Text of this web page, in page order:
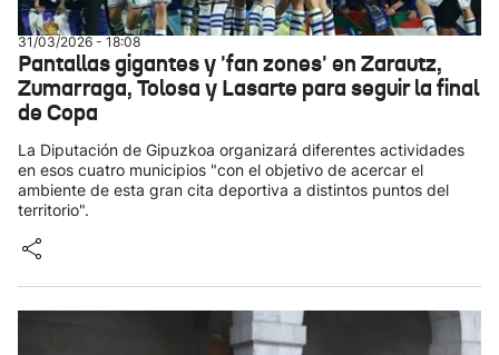
31/03/2026 - 18:08
Pantallas gigantes y 'fan zones' en Zarautz,
Zumarraga, Tolosa y Lasarte para seguir la final
de Copa
La Diputación de Gipuzkoa organizará diferentes actividades
en esos cuatro municipios "con el objetivo de acercar el
ambiente de esta gran cita deportiva a distintos puntos del
territorio".